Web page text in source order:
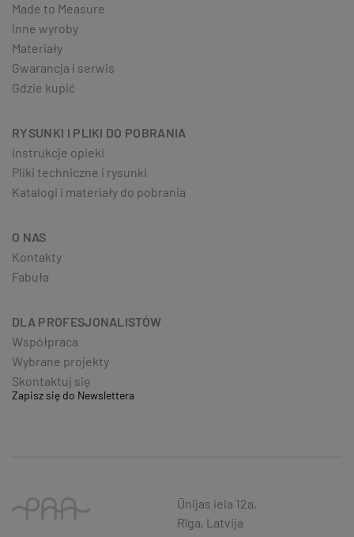
Made to Measure
Inne wyroby
Materiały
Gwarancja i serwis
Gdzie kupić
RYSUNKI I PLIKI DO POBRANIA
Instrukcje opieki
Pliki techniczne i rysunki
Katalogi i materiały do pobrania
O NAS
Kontakty
Fabuła
DLA PROFESJONALISTÓW
Współpraca
Wybrane projekty
Skontaktuj się
Zapisz się do Newslettera
Ūnijas iela 12a,
Rīga, Latvija